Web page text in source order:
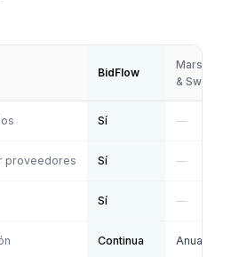
BidFlow
Marshall
& Swift
Sí —
proveedores Sí —
Sí —
Continua Anual